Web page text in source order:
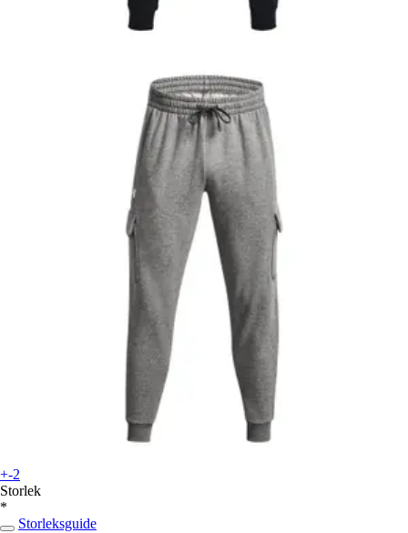
+-2
Storlek
*
Storleksguide